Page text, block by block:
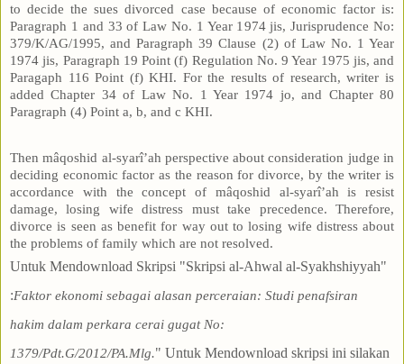
to decide the sues divorced case because of economic factor is:
Paragraph 1 and 33 of Law No. 1 Year 1974 jis, Jurisprudence No:
379/K/AG/1995, and Paragraph 39 Clause (2) of Law No. 1 Year
1974 jis, Paragraph 19 Point (f) Regulation No. 9 Year 1975 jis, and
Paragaph 116 Point (f) KHI. For the results of research, writer is
added Chapter 34 of Law No. 1 Year 1974 jo, and Chapter 80
Paragraph (4) Point a, b, and c KHI.
Then mâqoshid al-syarî’ah perspective about consideration judge in
deciding economic factor as the reason for divorce, by the writer is
accordance with the concept of mâqoshid al-syarî’ah is resist
damage, losing wife distress must take precedence. Therefore,
divorce is seen as benefit for way out to losing wife distress about
the problems of family which are not resolved.
Untuk Mendownload Skripsi "Skripsi al-Ahwal al-Syakhshiyyah"
:Faktor ekonomi sebagai alasan perceraian: Studi penafsiran
hakim dalam perkara cerai gugat No:
1379/Pdt.G/2012/PA.Mlg." Untuk Mendownload skripsi ini silakan